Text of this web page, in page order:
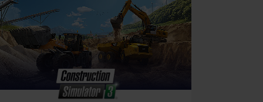
© [Translate to Turkish:]